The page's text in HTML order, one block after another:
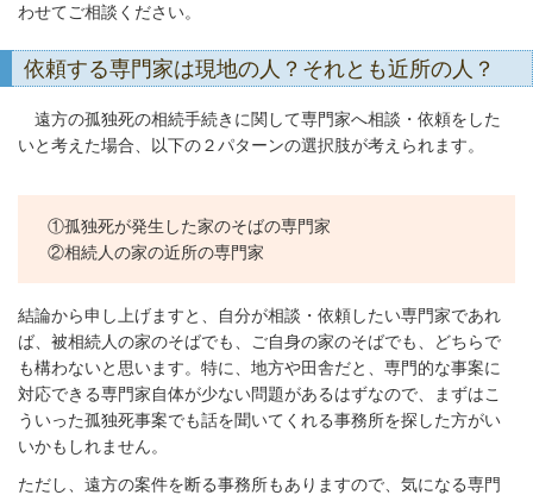
わせてご相談ください。
依頼する専門家は現地の人？それとも近所の人？
遠方の孤独死の相続手続きに関して専門家へ相談・依頼をした
いと考えた場合、以下の２パターンの選択肢が考えられます。
①孤独死が発生した家のそばの専門家
②相続人の家の近所の専門家
結論から申し上げますと、自分が相談・依頼したい専門家であれ
ば、被相続人の家のそばでも、ご自身の家のそばでも、どちらで
も構わないと思います。特に、地方や田舎だと、専門的な事案に
対応できる専門家自体が少ない問題があるはずなので、まずはこ
ういった孤独死事案でも話を聞いてくれる事務所を探した方がい
いかもしれません。
ただし、遠方の案件を断る事務所もありますので、気になる専門